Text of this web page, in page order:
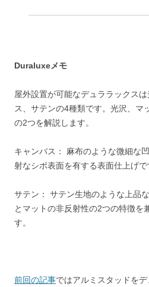
Duraluxeメモ
屋外設置が可能なデュララックス
ス、サテンの4種類です。光沢、マ
の2つを解説します。
キャンバス： 麻布のような微細な
射なシボ表面を有する表面仕上げで
サテン： サテン生地のような上品
とマットの非反射性の2つの特徴を
す。
前回の記事ではアルミスタッドを